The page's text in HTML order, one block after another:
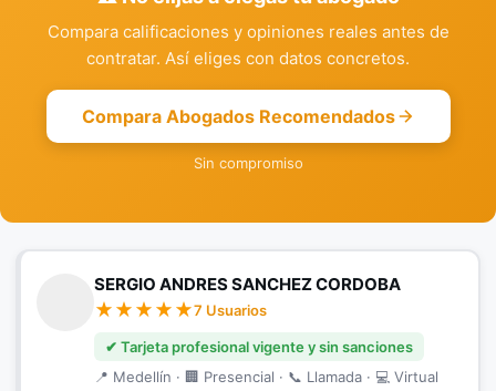
Compara calificaciones y opiniones reales antes de
contratar. Así eliges con datos concretos.
Compara Abogados Recomendados
Sin compromiso
SERGIO ANDRES SANCHEZ CORDOBA
7 Usuarios
✔ Tarjeta profesional vigente y sin sanciones
📍 Medellín · 🏢 Presencial · 📞 Llamada · 💻 Virtual